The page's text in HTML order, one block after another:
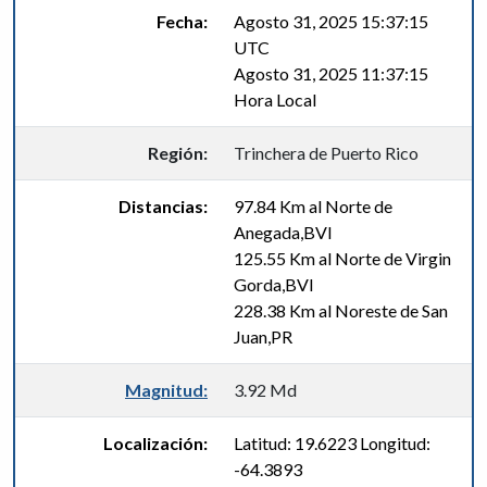
Fecha:
Agosto 31, 2025 15:37:15
UTC
Agosto 31, 2025 11:37:15
Hora Local
Región: Trinchera de Puerto Rico
Distancias:
97.84 Km al Norte de
Anegada,BVI
125.55 Km al Norte de Virgin
Gorda,BVI
228.38 Km al Noreste de San
Juan,PR
Magnitud: 3.92 Md
Localización:
Latitud: 19.6223 Longitud:
-64.3893